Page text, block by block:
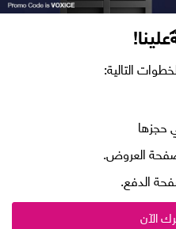
التالية:
حجزها
العروض.
الدفع.
الآن